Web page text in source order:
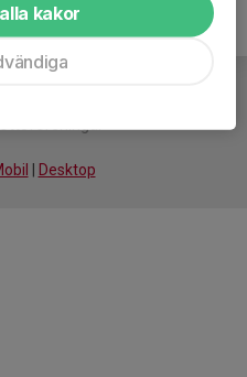
Desktop
kakor